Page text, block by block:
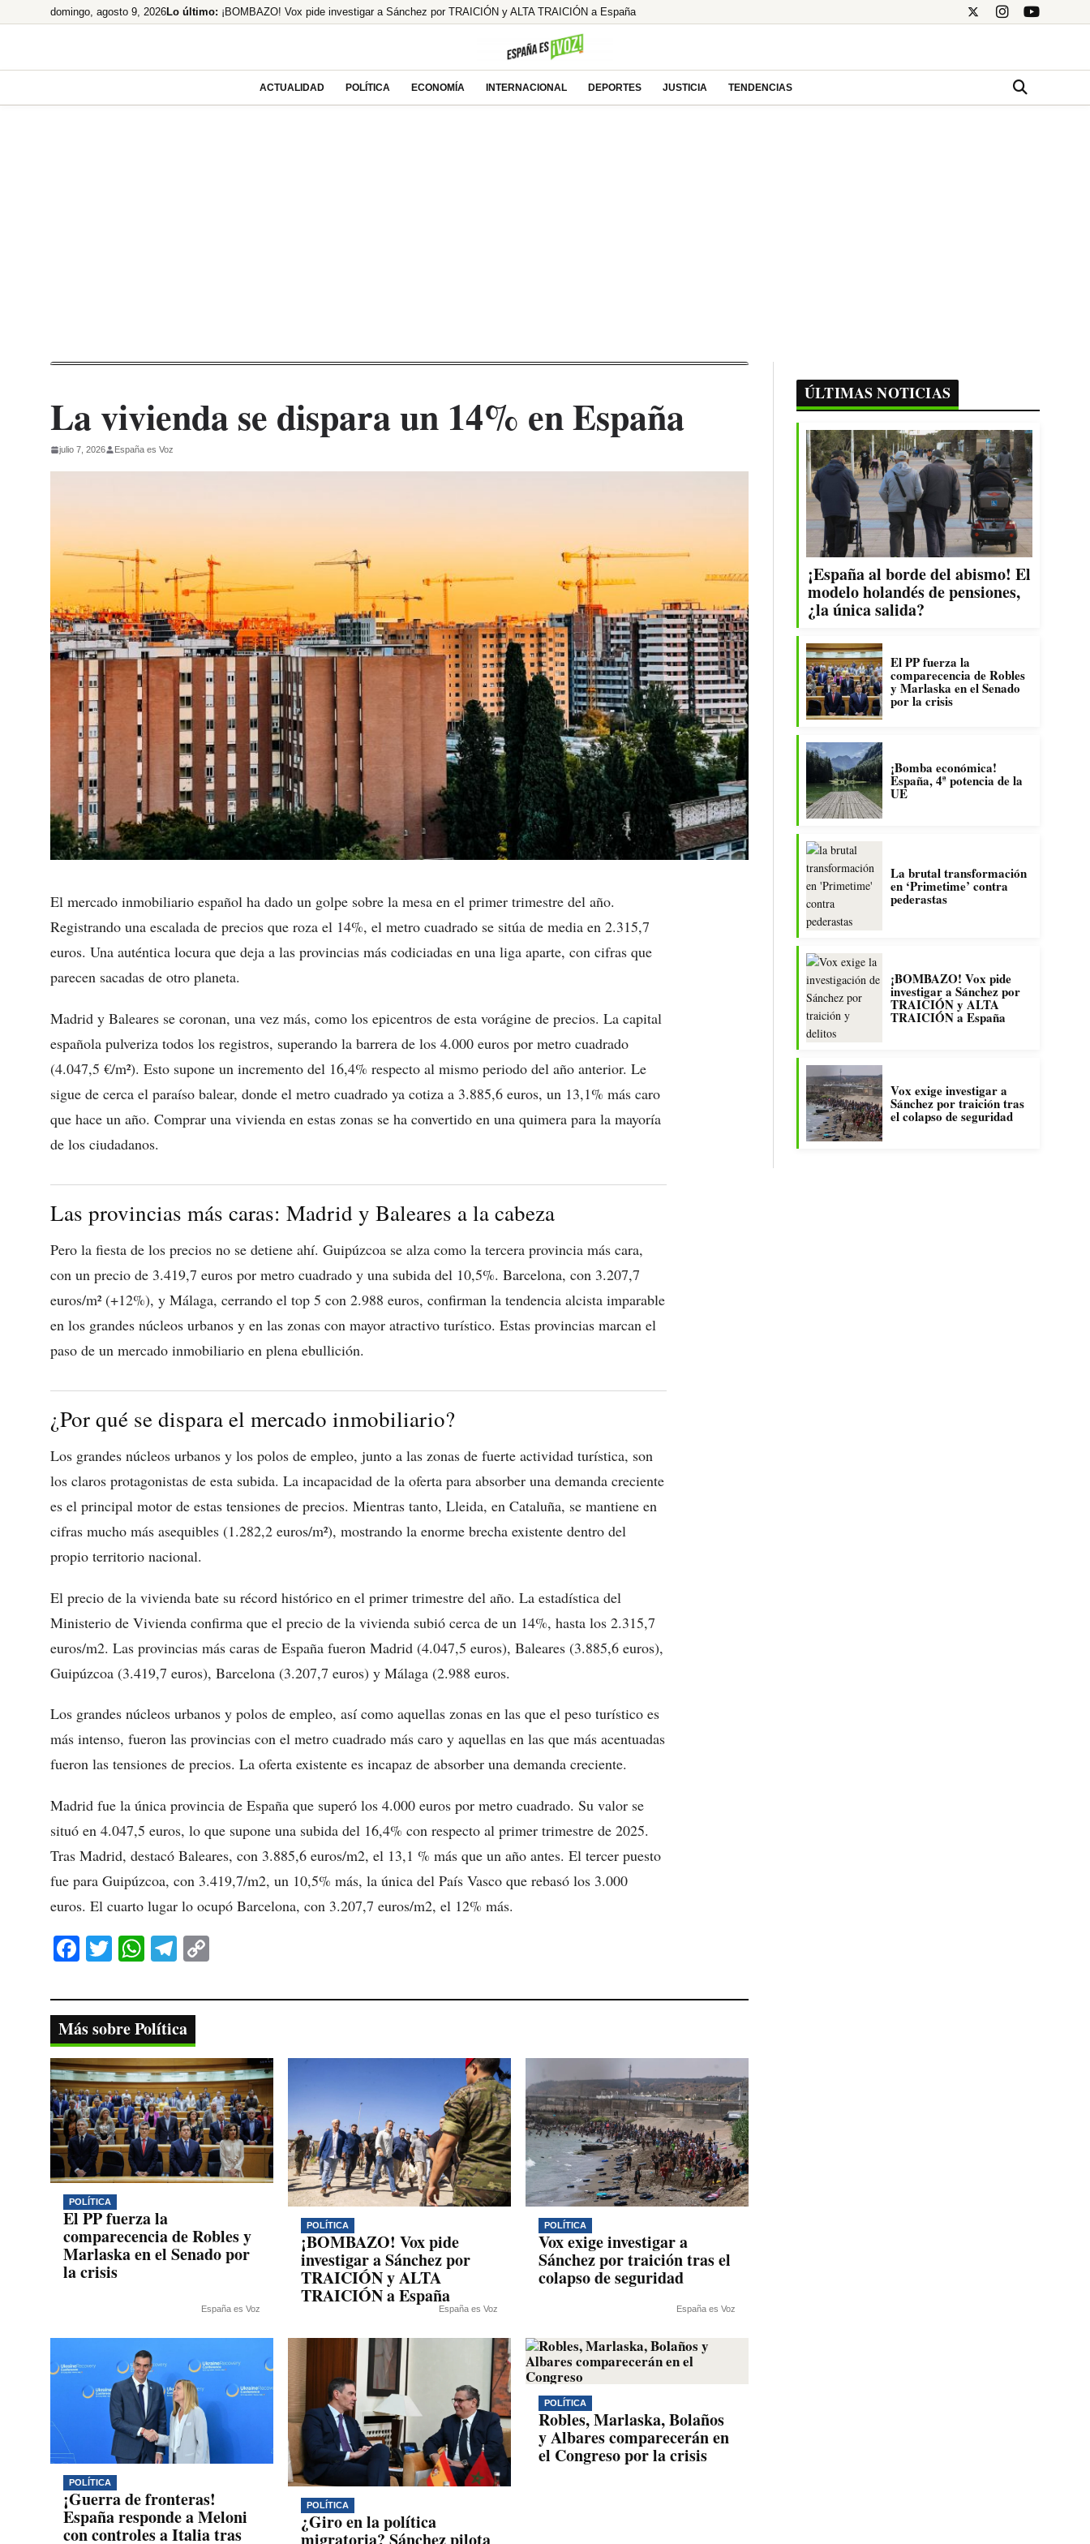
al
domingo, agosto 9, 2026Lo último: ¡BOMBAZO! Vox pide investigar a Sánchez por TRAICIÓN y ALTA TRAICIÓN a España
¡España al borde del abismo! El modelo holandés de pensiones, ¿la única salida?
El PP fuerza la comparecencia de Robles y Marlaska en el Senado por la crisis
¡Bomba económica! España, 4ª potencia de la UE
La brutal transformación en ‘Primetime’ contra pederastas
ACTUALIDAD POLÍTICA ECONOMÍA INTERNACIONAL DEPORTES JUSTICIA TENDENCIAS
La vivienda se dispara un 14% en España
julio 7, 2026 España es Voz
El mercado inmobiliario español ha dado un golpe sobre la mesa en el primer trimestre del año.
Registrando una escalada de precios que roza el 14%, el metro cuadrado se sitúa de media en 2.315,7
euros. Una auténtica locura que deja a las provincias más codiciadas en una liga aparte, con cifras que
parecen sacadas de otro planeta.
Madrid y Baleares se coronan, una vez más, como los epicentros de esta vorágine de precios. La capital
española pulveriza todos los registros, superando la barrera de los 4.000 euros por metro cuadrado
(4.047,5 €/m²). Esto supone un incremento del 16,4% respecto al mismo periodo del año anterior. Le
sigue de cerca el paraíso balear, donde el metro cuadrado ya cotiza a 3.885,6 euros, un 13,1% más caro
que hace un año. Comprar una vivienda en estas zonas se ha convertido en una quimera para la mayoría
de los ciudadanos.
Las provincias más caras: Madrid y Baleares a la cabeza
Pero la fiesta de los precios no se detiene ahí. Guipúzcoa se alza como la tercera provincia más cara,
con un precio de 3.419,7 euros por metro cuadrado y una subida del 10,5%. Barcelona, con 3.207,7
euros/m² (+12%), y Málaga, cerrando el top 5 con 2.988 euros, confirman la tendencia alcista imparable
en los grandes núcleos urbanos y en las zonas con mayor atractivo turístico. Estas provincias marcan el
paso de un mercado inmobiliario en plena ebullición.
¿Por qué se dispara el mercado inmobiliario?
Los grandes núcleos urbanos y los polos de empleo, junto a las zonas de fuerte actividad turística, son
los claros protagonistas de esta subida. La incapacidad de la oferta para absorber una demanda creciente
es el principal motor de estas tensiones de precios. Mientras tanto, Lleida, en Cataluña, se mantiene en
cifras mucho más asequibles (1.282,2 euros/m²), mostrando la enorme brecha existente dentro del
propio territorio nacional.
El precio de la vivienda bate su récord histórico en el primer trimestre del año. La estadística del
Ministerio de Vivienda confirma que el precio de la vivienda subió cerca de un 14%, hasta los 2.315,7
euros/m2. Las provincias más caras de España fueron Madrid (4.047,5 euros), Baleares (3.885,6 euros),
Guipúzcoa (3.419,7 euros), Barcelona (3.207,7 euros) y Málaga (2.988 euros.
Los grandes núcleos urbanos y polos de empleo, así como aquellas zonas en las que el peso turístico es
más intenso, fueron las provincias con el metro cuadrado más caro y aquellas en las que más acentuadas
fueron las tensiones de precios. La oferta existente es incapaz de absorber una demanda creciente.
Madrid fue la única provincia de España que superó los 4.000 euros por metro cuadrado. Su valor se
situó en 4.047,5 euros, lo que supone una subida del 16,4% con respecto al primer trimestre de 2025.
Tras Madrid, destacó Baleares, con 3.885,6 euros/m2, el 13,1 % más que un año antes. El tercer puesto
fue para Guipúzcoa, con 3.419,7/m2, un 10,5% más, la única del País Vasco que rebasó los 3.000
euros. El cuarto lugar lo ocupó Barcelona, con 3.207,7 euros/m2, el 12% más.
Fa
ce
bo
ok
T
wi
tte
r
W
ha
ts
A
pp
Te
le
gr
a
m
y
nk
Más sobre Política
POLÍTICA
El PP fuerza la
comparecencia de Robles y
Marlaska en el Senado por
la crisis
España es Voz
POLÍTICA
¡BOMBAZO! Vox pide
investigar a Sánchez por
TRAICIÓN y ALTA
TRAICIÓN a España
España es Voz
POLÍTICA
Vox exige investigar a
Sánchez por traición tras el
colapso de seguridad
España es Voz
POLÍTICA
¡Guerra de fronteras!
España responde a Meloni
con controles a Italia tras
POLÍTICA
¿Giro en la política
POLÍTICA
Robles, Marlaska, Bolaños
y Albares comparecerán en
el Congreso por la crisis
ÚLTIMAS NOTICIAS
¡España al borde del abismo! El
modelo holandés de pensiones,
¿la única salida?
El PP fuerza la
comparecencia de Robles
y Marlaska en el Senado
por la crisis
¡Bomba económica!
España, 4ª potencia de la
UE
La brutal transformación
en ‘Primetime’ contra
pederastas
¡BOMBAZO! Vox pide
investigar a Sánchez por
TRAICIÓN y ALTA
TRAICIÓN a España
Vox exige investigar a
Sánchez por traición tras
el colapso de seguridad